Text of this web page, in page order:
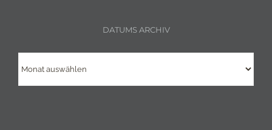
DATUMS ARCHIV
Archiv